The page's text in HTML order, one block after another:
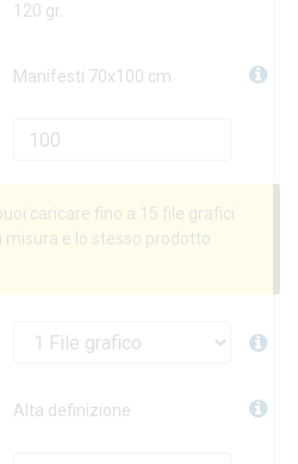
120 gr.
Manifesti 70x100 cm
caricare fino a 15 file grafici
e lo stesso prodotto
Alta definizione